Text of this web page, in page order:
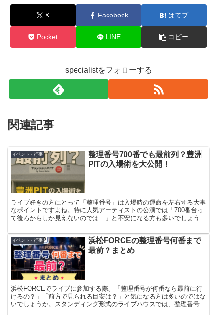
X Facebook はてブ
Pocket LINE コピー
specialistをフォローする
関連記事
イベント・行事
整理番号700番でも最前列？豊洲
PITの入場術を大公開！
ライブ好きの方にとって「整理番号」は入場時の運命を左右する大事
なポイントですよね。特に人気アーティストの公演では「700番台っ
て後ろからしか見えないのでは…」と不安になる方も多いでしょう。
めるチャンスがたくさんあるんです。本記事では、豊洲PITの特徴や
入場の流れ、整理番号700番台でのおすすめポジションや最前列を狙
う裏ワザまで、実体験を交えて詳しく解説します。
イベント・行事
浜松FORCEの整理番号何番まで
最前？まとめ
浜松FORCEでライブに参加する際、「整理番号が何番なら最前に行
けるの？」「前方で見られる目安は？」と気になる方は多いのではな
いでしょうか。スタンディング形式のライブハウスでは、整理番号は